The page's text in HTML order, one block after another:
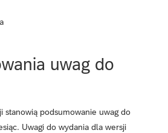
uwag do
stanowią podsumowanie uwag do
Uwagi do wydania dla wersji